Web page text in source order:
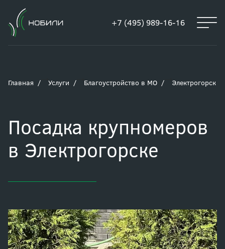
+7 (495) 989-16-16
Главная Услуги Благоустройство в МО Электрогорск
Посадка крупномеров
в Электрогорске